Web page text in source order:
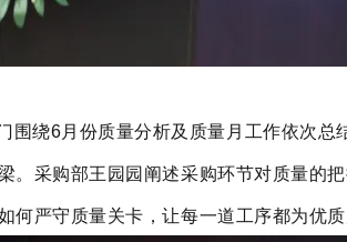
围绕6月份质量分析及质量月工作依次
。采购部王园园阐述采购环节对质量的
何严守质量关卡，让每一道工序都为优